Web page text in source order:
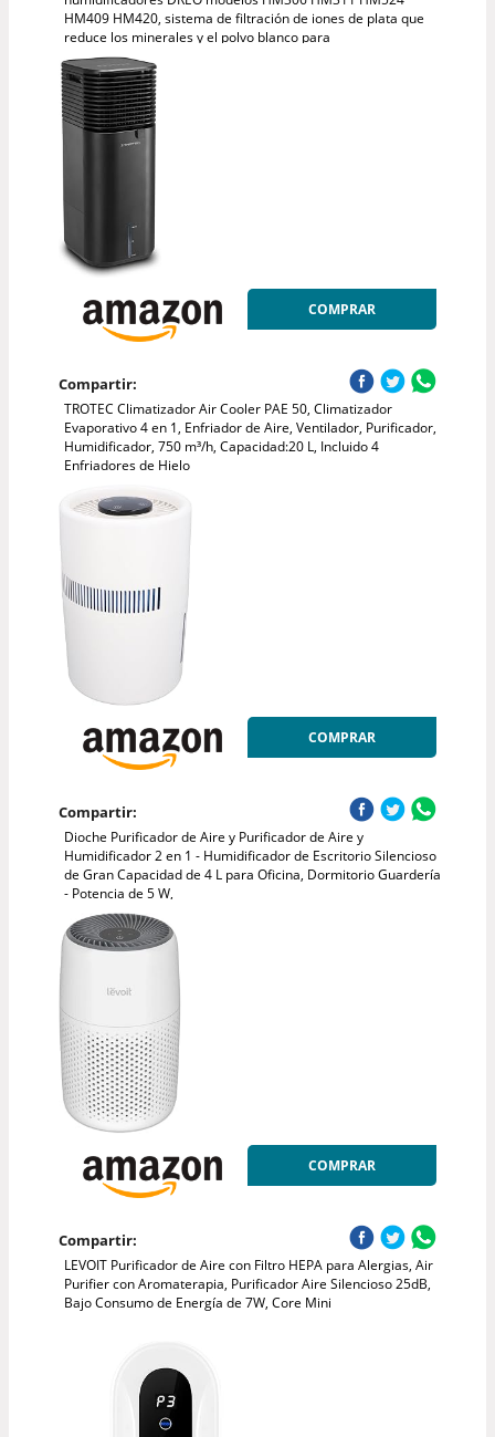
HM409 HM420, sistema de filtración de iones de plata que
reduce los minerales y el polvo blanco para
COMPRAR
Compartir:
TROTEC Climatizador Air Cooler PAE 50, Climatizador
Evaporativo 4 en 1, Enfriador de Aire, Ventilador, Purificador,
Humidificador, 750 m³/h, Capacidad:20 L, Incluido 4
Enfriadores de Hielo
COMPRAR
Compartir:
Dioche Purificador de Aire y Purificador de Aire y
Humidificador 2 en 1 - Humidificador de Escritorio Silencioso
de Gran Capacidad de 4 L para Oficina, Dormitorio Guardería
- Potencia de 5 W,
COMPRAR
Compartir:
LEVOIT Purificador de Aire con Filtro HEPA para Alergias, Air
Purifier con Aromaterapia, Purificador Aire Silencioso 25dB,
Bajo Consumo de Energía de 7W, Core Mini